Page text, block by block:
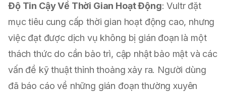
Độ Tin Cậy Về Thời Gian Hoạt Động: Vultr đặt
mục tiêu cung cấp thời gian hoạt động cao, nhưng
việc đạt được dịch vụ không bị gián đoạn là một
thách thức do cần bảo trì, cập nhật bảo mật và các
vấn đề kỹ thuật thỉnh thoảng xảy ra. Người dùng
đã báo cáo về những gián đoạn thường xuyên